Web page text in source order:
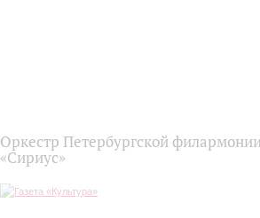
Оркестр Петербургской
«Сириус»